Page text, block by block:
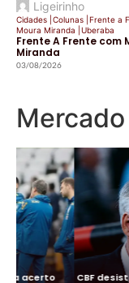
Ligeirinho
Cidades Colunas Frente a
Moura Miranda
Uberaba
Frente A Frente com
Miranda
03/08/2026
CBF desiste de